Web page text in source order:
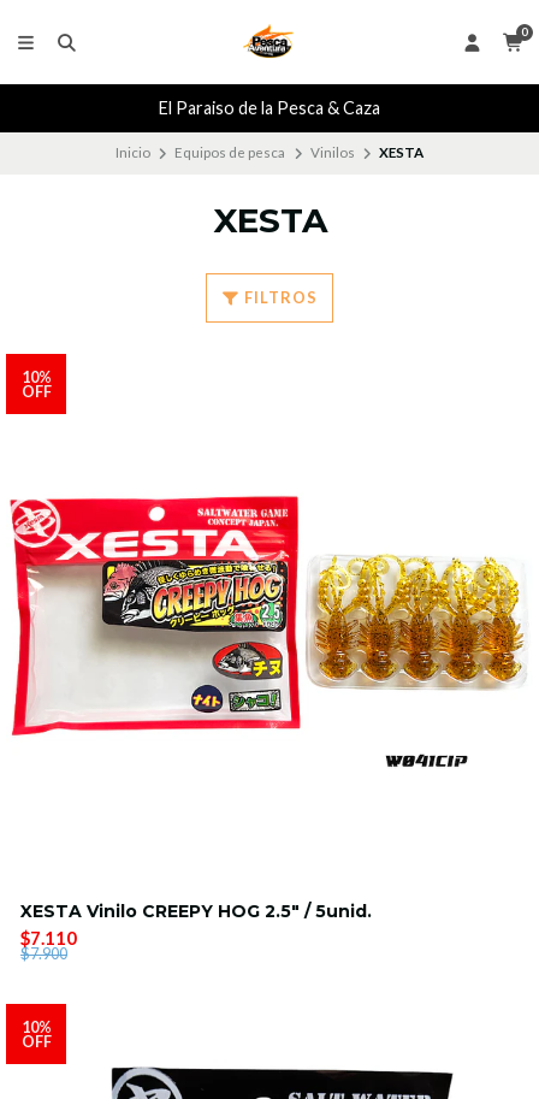
0
El Paraiso de la Pesca & Caza
Inicio Equipos de pesca Vinilos XESTA
XESTA
FILTROS
10%
OFF
XESTA Vinilo CREEPY HOG 2.5" / 5unid.
$7.110
$7.900
10%
OFF